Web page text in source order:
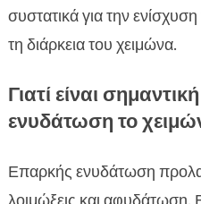
συστατικά για την
τη διάρκεια του χειμώνα.
Γιατί είναι
ενυδάτωση το
Επαρκής ενυδάτωση